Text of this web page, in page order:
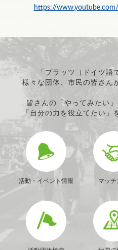
https://
「プラッツ（ドイツ語
様々な団体、市民の皆さん
皆さんの「やってみたい
「自分の力を役立てたい」
活動・イベント情報 マッチ